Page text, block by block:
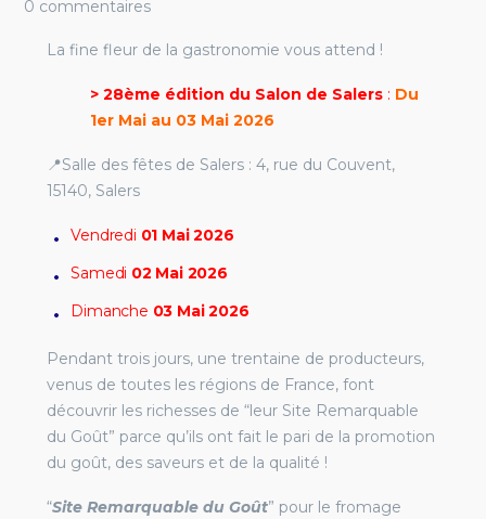
0 commentaires
La fine fleur de la gastronomie vous attend !
> 28ème édition du Salon de Salers: Du
1er Mai au 03 Mai 2026
📍Salle des fêtes de Salers : 4, rue du Couvent,
15140, Salers
Vendredi 01 Mai 2026
Samedi 02 Mai 2026
Dimanche 03 Mai 2026
Pendant trois jours, une trentaine de producteurs,
venus de toutes les régions de France, font
découvrir les richesses de “leur Site Remarquable
du Goût” parce qu’ils ont fait le pari de la promotion
du goût, des saveurs et de la qualité !
“Site Remarquable du Goût” pour le fromage